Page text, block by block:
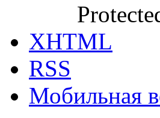
XHTML
RSS
Мобильная